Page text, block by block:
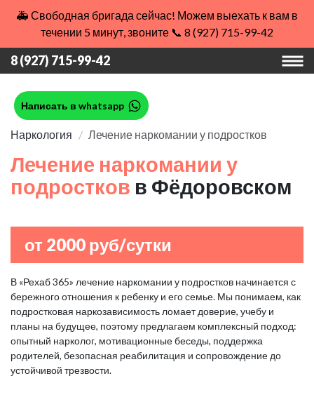
🚑 Свободная бригада сейчас! Можем выехать к вам в
течении 5 минут, звоните 📞 8 (927) 715-99-42
8 (927) 715-99-42
Написать в whatsapp
Наркология Лечение наркомании у подростков
Лечение наркомании у
подростков в Фёдоровском
от 2000 руб/сутки
В «Рехаб 365» лечение наркомании у подростков начинается с
бережного отношения к ребенку и его семье. Мы понимаем, как
подростковая наркозависимость ломает доверие, учебу и
планы на будущее, поэтому предлагаем комплексный подход:
опытный нарколог, мотивационные беседы, поддержка
родителей, безопасная реабилитация и сопровождение до
устойчивой трезвости.